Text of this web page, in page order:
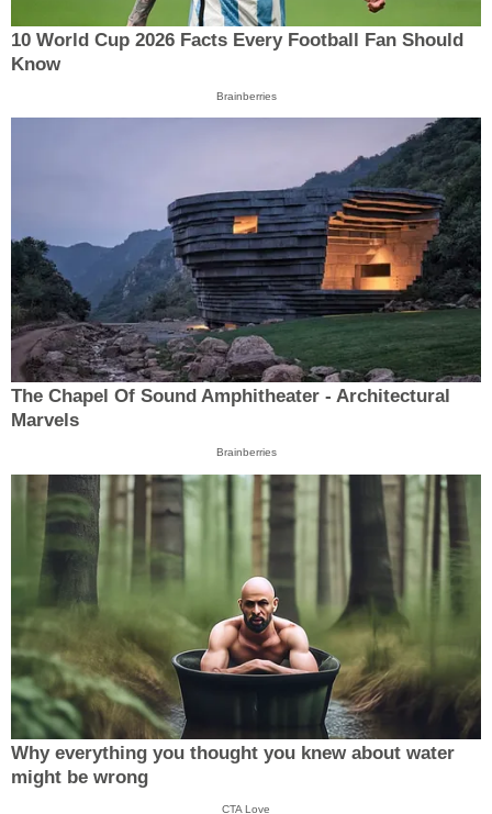
10 World Cup 2026 Facts Every Football Fan Should
Know
Brainberries
The Chapel Of Sound Amphitheater - Architectural
Marvels
Brainberries
Why everything you thought you knew about water
might be wrong
CTA Love